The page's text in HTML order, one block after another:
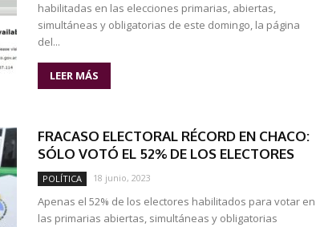
habilitadas en las elecciones primarias, abiertas,
simultáneas y obligatorias de este domingo, la página
del...
LEER MÁS
FRACASO ELECTORAL RÉCORD EN CHACO:
SÓLO VOTÓ EL 52% DE LOS ELECTORES
POLÍTICA 18 junio, 2023
Apenas el 52% de los electores habilitados para votar en
las primarias abiertas, simultáneas y obligatorias